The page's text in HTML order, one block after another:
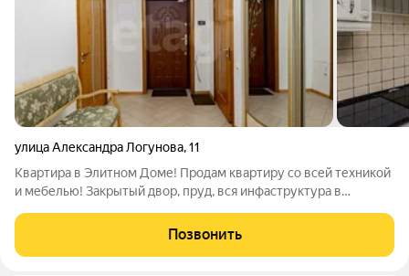
улица Александра Логунова,11
Квартира в Элитном Доме! Продам квартиру со всей техникой
и мебелью! Закрытый двор, пруд, вся инфаструктура в
Квартире три отдельных спальни, отдельная гостиная и
отдельная кухня! Два сан узла
Позвонить